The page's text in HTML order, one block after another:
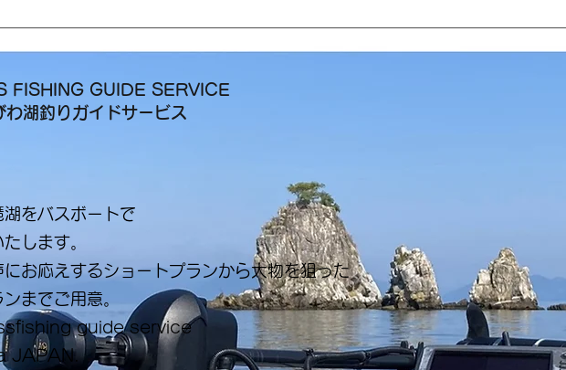
FISHING GUIDE SERVICE
わ湖釣りガイドサービス
湖をバスボートで
します。
お応えするショートプランから大物を狙った
までご用意。
guide service
​JAPAN.